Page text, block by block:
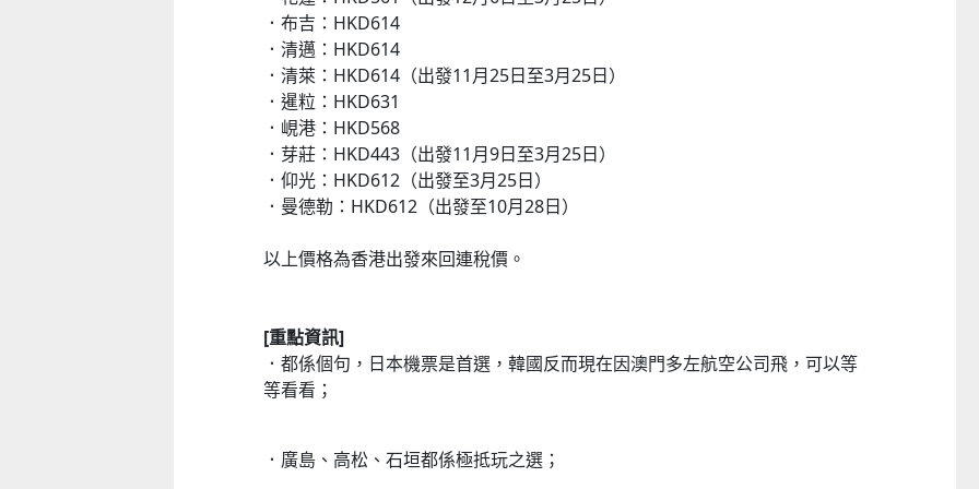
．布吉：HKD614
．清邁：HKD614
．清萊：HKD614（出發11月25日至3月25日）
．暹粒：HKD631
．峴港：HKD568
．芽莊：HKD443（出發11月9日至3月25日）
．仰光：HKD612（出發至3月25日）
．曼德勒：HKD612（出發至10月28日）
以上價格為香港出發來回連稅價。
[重點資訊]
．都係個句，日本機票是首選，韓國反而現在因澳門多左航空公司飛，可以等
等看看；
．廣島、高松、石垣都係極抵玩之選；